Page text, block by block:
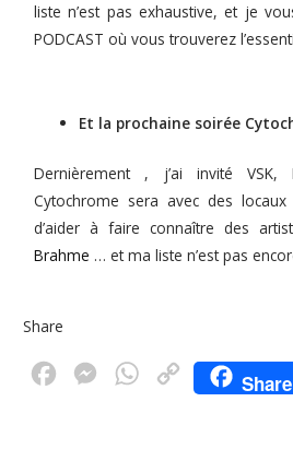
liste n’est pas exhaustive, et je
PODCAST où vous trouverez
Et la prochaine soirée
Dernièrement , j’ai invité VSK,
Cytochrome sera avec des
d’aider à faire connaître des
Brahme … et ma liste n’est pas
Share
M
W
C
Share